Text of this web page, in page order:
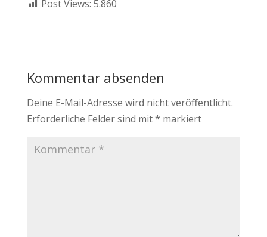
Post Views: 5.860
Kommentar absenden
Deine E-Mail-Adresse wird nicht veröffentlicht.
Erforderliche Felder sind mit* markiert